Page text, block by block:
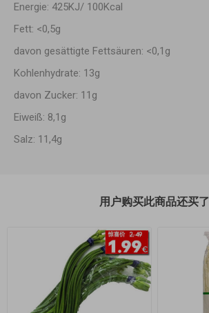
Energie: 425KJ/ 100Kcal
Fett: <0,5g
davon gesättigte Fettsäuren: <0,1g
Kohlenhydrate: 13g
davon Zucker: 11g
Eiweiß: 8,1g
Salz: 11,4g
用户购买此商品还买了